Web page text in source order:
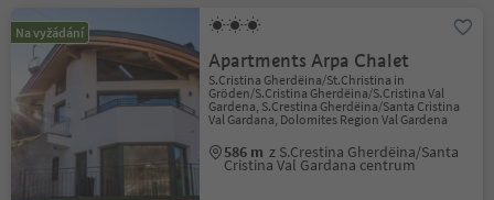
Na vyžádání
Apartments Arpa Chalet
S.Cristina Gherdëina/St.Christina in
Gröden/S.Cristina Gherdëina/S.Cristina Val
Gardena, S.Crestina Gherdëina/Santa Cristina
Val Gardana, Dolomites Region Val Gardena
586 m z S.Crestina Gherdëina/Santa
Cristina Val Gardana centrum